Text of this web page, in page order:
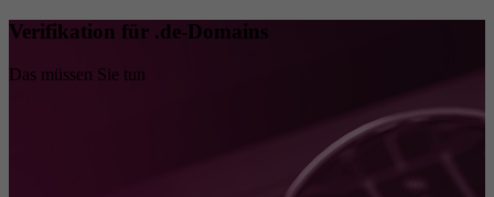
Verifikation für .de-Domains
Das müssen Sie tun